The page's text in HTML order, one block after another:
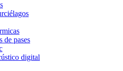
de pases
digital